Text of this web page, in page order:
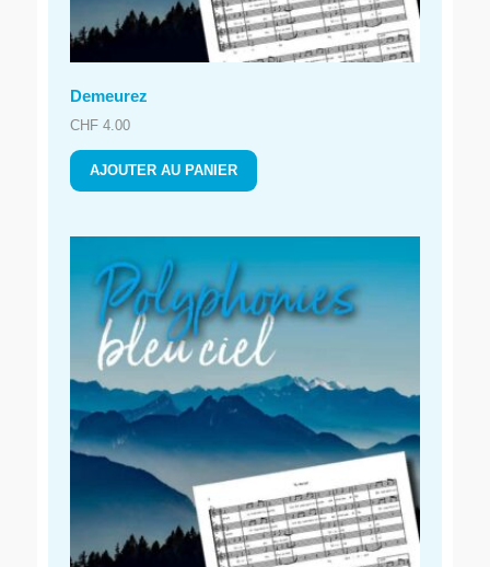
Demeurez
CHF 4.00
AJOUTER AU PANIER